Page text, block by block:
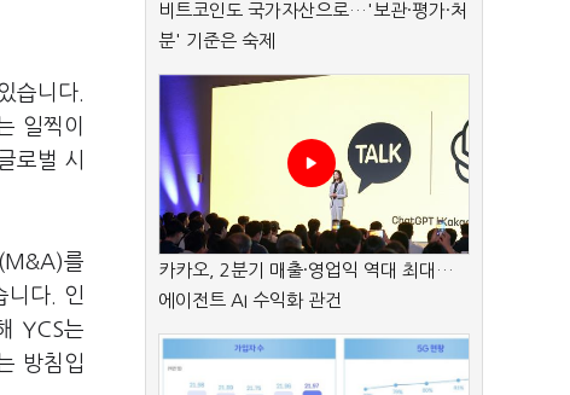
습니다.
일찍이
로벌 시
를
니다. 인
YCS는
방침입
비트코인도 국가자산으로…'보관·평가·처
분' 기준은 숙제
카카오, 2분기 매출·영업익 역대 최대…
에이전트 AI 수익화 관건